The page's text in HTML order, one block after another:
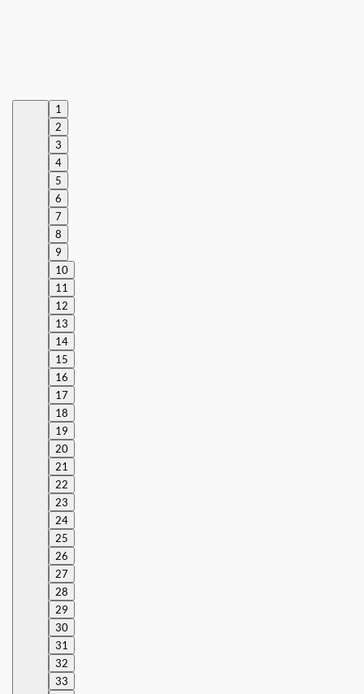
1
2
3
4
5
6
7
8
9
10
11
12
13
14
15
16
17
18
19
20
21
22
23
24
25
26
27
28
29
30
31
32
33